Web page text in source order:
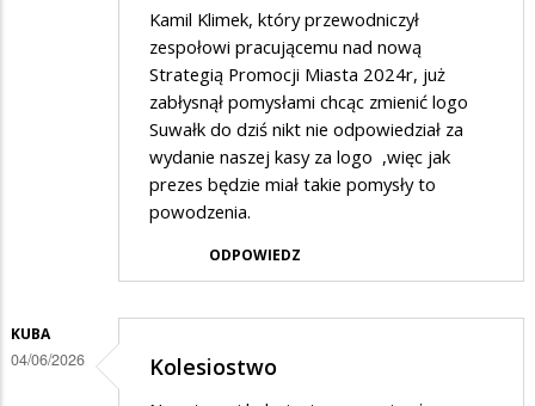
Kamil Klimek, który przewodniczył
zespołowi pracującemu nad nową
Strategią Promocji Miasta 2024r, już
zabłysnął pomysłami chcąc zmienić logo
Suwałk do dziś nikt nie odpowiedział za
wydanie naszej kasy za logo ,więc jak
prezes będzie miał takie pomysły to
powodzenia.
ODPOWIEDZ
KUBA
04/06/2026 Kolesiostwo